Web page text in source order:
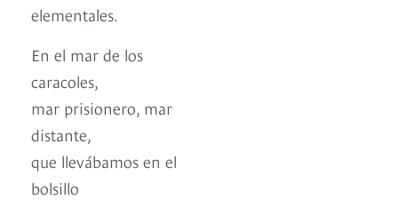
elementales.
En el mar de los
caracoles,
mar prisionero, mar
distante,
que llevábamos en el
bolsillo